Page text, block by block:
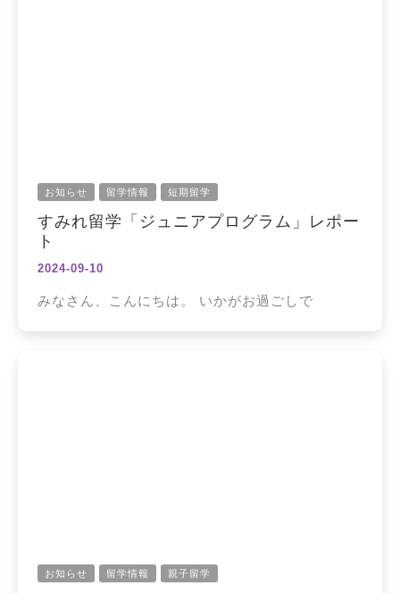
お知らせ 留学情報 短期留学
すみれ留学「ジュニアプログラム」レポー
ト
2024-09-10
みなさん、こんにちは。 いかがお過ごしで
お知らせ 留学情報 親子留学